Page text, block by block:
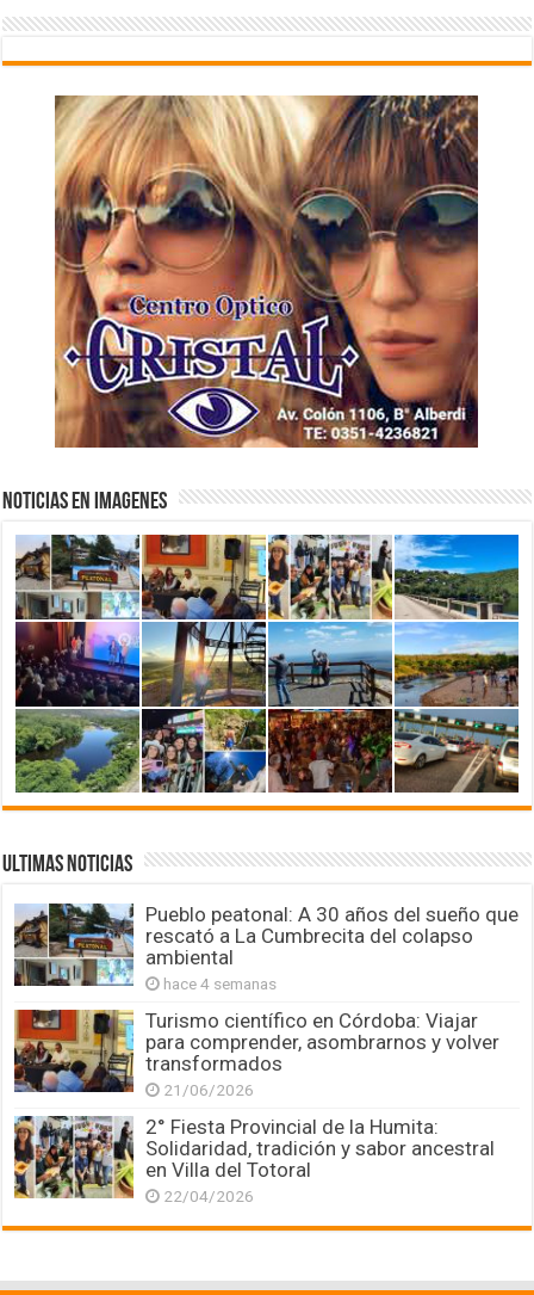
NOTICIAS EN IMAGENES
ULTIMAS NOTICIAS
Pueblo peatonal: A 30 años del sueño que
rescató a La Cumbrecita del colapso
ambiental
hace 4 semanas
Turismo científico en Córdoba: Viajar
para comprender, asombrarnos y volver
transformados
21/06/2026
2° Fiesta Provincial de la Humita:
Solidaridad, tradición y sabor ancestral
en Villa del Totoral
22/04/2026